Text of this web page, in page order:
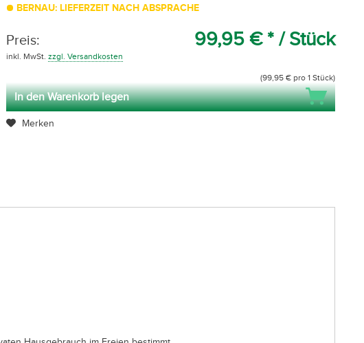
BERNAU: LIEFERZEIT NACH ABSPRACHE
Preis: 99,95 € * / Stück
inkl. MwSt.zzgl. Versandkosten
(99,95 € pro 1 Stück)
In den Warenkorb legen
Merken